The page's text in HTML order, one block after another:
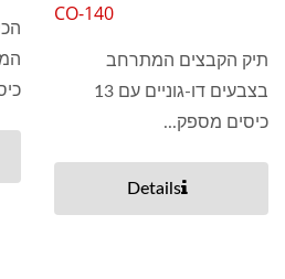
CO-140
תיק הקבצים המתרחב
בצבעים דו-גוניים עם 13
כיסים מספק...
Details